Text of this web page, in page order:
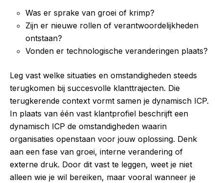
Was er sprake van groei of krimp?
Zijn er nieuwe rollen of verantwoordelijkheden
ontstaan?
Vonden er technologische veranderingen plaats?
Leg vast welke situaties en omstandigheden steeds
terugkomen bij succesvolle klanttrajecten. Die
terugkerende context vormt samen je dynamisch ICP.
In plaats van één vast klantprofiel beschrijft een
dynamisch ICP de omstandigheden waarin
organisaties openstaan voor jouw oplossing. Denk
aan een fase van groei, interne verandering of
externe druk. Door dit vast te leggen, weet je niet
alleen wie je wil bereiken, maar vooral wanneer je